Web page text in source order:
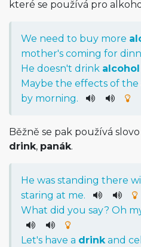
které se používá pro
We need to buy more
mother's coming for
He doesn't drink alcohol
Maybe the effects of the
by morning.
Běžně se pak používá slovo
drink, panák.
He was standing there
staring at me.
What did you say? Oh
Let's have a drink and